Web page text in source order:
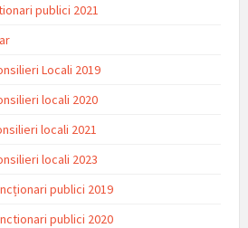
publici 2021
Locali 2019
locali 2020
locali 2021
locali 2023
publici 2019
publici 2020